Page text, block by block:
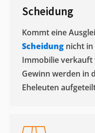
Scheidung
Kommt eine
Scheidung nicht
Immobilie verkauft
Gewinn werden in
Eheleuten